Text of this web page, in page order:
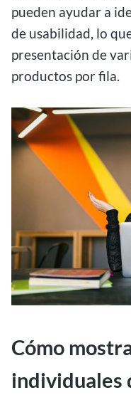
pueden ayudar a
de usabilidad, lo
presentación de
productos por fila.
Cómo
individuales